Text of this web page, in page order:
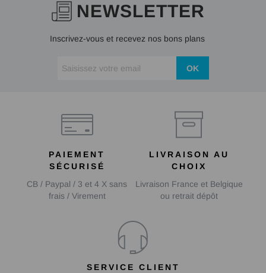
NEWSLETTER
Inscrivez-vous et recevez nos bons plans
OK
PAIEMENT
SÉCURISÉ
CB / Paypal / 3 et 4 X sans
frais / Virement
LIVRAISON AU
CHOIX
Livraison France et Belgique
ou retrait dépôt
SERVICE CLIENT